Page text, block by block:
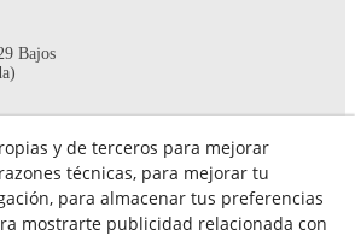
Bajos
y de terceros para mejorar
técnicas, para mejorar tu
para almacenar tus preferencias
mostrarte publicidad relacionada con